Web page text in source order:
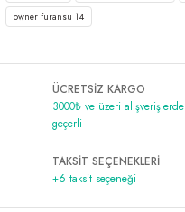
owner furansu 14
ÜCRETSİZ KARGO
3000₺ ve üzeri alışverişlerde
geçerli
TAKSİT SEÇENEKLERİ
+6 taksit seçeneği